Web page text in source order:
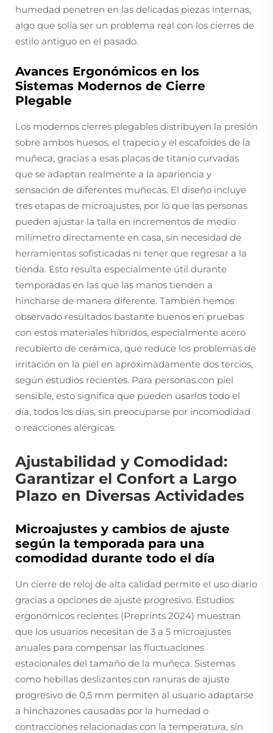
humedad penetren en las delicadas piezas internas,
algo que solía ser un problema real con los cierres de
estilo antiguo en el pasado.
Avances Ergonómicos en los
Sistemas Modernos de Cierre
Plegable
Los modernos cierres plegables distribuyen la presión
sobre ambos huesos, el trapecio y el escafoides de la
muñeca, gracias a esas placas de titanio curvadas
que se adaptan realmente a la apariencia y
sensación de diferentes muñecas. El diseño incluye
tres etapas de microajustes, por lo que las personas
pueden ajustar la talla en incrementos de medio
milímetro directamente en casa, sin necesidad de
herramientas sofisticadas ni tener que regresar a la
tienda. Esto resulta especialmente útil durante
temporadas en las que las manos tienden a
hincharse de manera diferente. También hemos
observado resultados bastante buenos en pruebas
con estos materiales híbridos, especialmente acero
recubierto de cerámica, que reduce los problemas de
irritación en la piel en aproximadamente dos tercios,
según estudios recientes. Para personas con piel
sensible, esto significa que pueden usarlos todo el
día, todos los días, sin preocuparse por incomodidad
o reacciones alérgicas.
Ajustabilidad y Comodidad:
Garantizar el Confort a Largo
Plazo en Diversas Actividades
Microajustes y cambios de ajuste
según la temporada para una
comodidad durante todo el día
Un cierre de reloj de alta calidad permite el uso diario
gracias a opciones de ajuste progresivo. Estudios
ergonómicos recientes (Preprints 2024) muestran
que los usuarios necesitan de 3 a 5 microajustes
anuales para compensar las fluctuaciones
estacionales del tamaño de la muñeca. Sistemas
como hebillas deslizantes con ranuras de ajuste
progresivo de 0,5 mm permiten al usuario adaptarse
a hinchazones causadas por la humedad o
contracciones relacionadas con la temperatura, sin